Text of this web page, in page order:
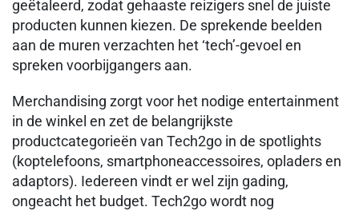
geëtaleerd, zodat gehaaste reizigers snel de juiste
producten kunnen kiezen. De sprekende beelden
aan de muren verzachten het ‘tech’-gevoel en
spreken voorbijgangers aan.
Merchandising zorgt voor het nodige entertainment
in de winkel en zet de belangrijkste
productcategorieën van Tech2go in de spotlights
(koptelefoons, smartphoneaccessoires, opladers en
adaptors). Iedereen vindt er wel zijn gading,
ongeacht het budget. Tech2go wordt nog